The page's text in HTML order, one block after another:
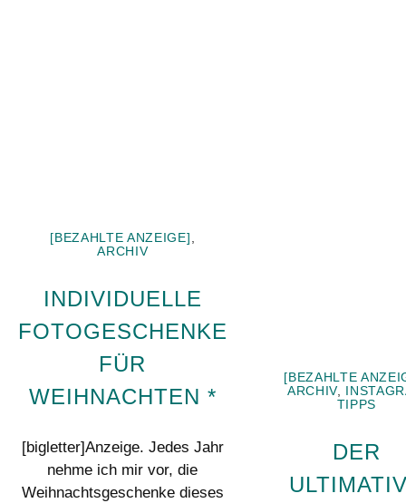
[BEZAHLTE ANZEIGE] ,
ARCHIV
INDIVIDUELLE
FOTOGESCHENKE
FÜR
WEIHNACHTEN *
[bigletter]Anzeige. Jedes Jahr
nehme ich mir vor, die
Weihnachtsgeschenke dieses
[BEZAHLTE
ARCHIV,
TIPPS
DER